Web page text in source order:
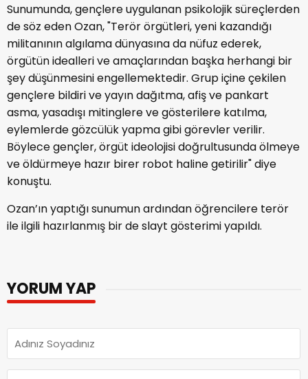
Sunumunda, gençlere uygulanan psikolojik süreçlerden
de söz eden Ozan, "Terör örgütleri, yeni kazandığı
militanının algılama dünyasına da nüfuz ederek,
örgütün idealleri ve amaçlarından başka herhangi bir
şey düşünmesini engellemektedir. Grup içine çekilen
gençlere bildiri ve yayın dağıtma, afiş ve pankart
asma, yasadışı mitinglere ve gösterilere katılma,
eylemlerde gözcülük yapma gibi görevler verilir.
Böylece gençler, örgüt ideolojisi doğrultusunda ölmeye
ve öldürmeye hazır birer robot haline getirilir" diye
konuştu.
Ozan’ın yaptığı sunumun ardından öğrencilere terör
ile ilgili hazırlanmış bir de slayt gösterimi yapıldı.
YORUM YAP